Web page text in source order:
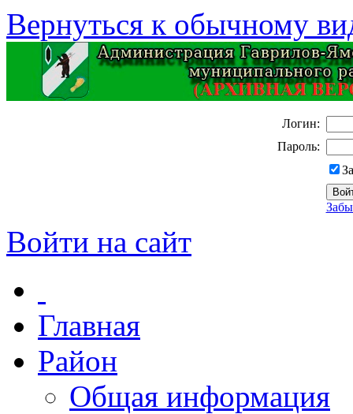
Вернуться к обычному
Логин:
Пароль:
Войти на сайт
Главная
Район
Общая информация